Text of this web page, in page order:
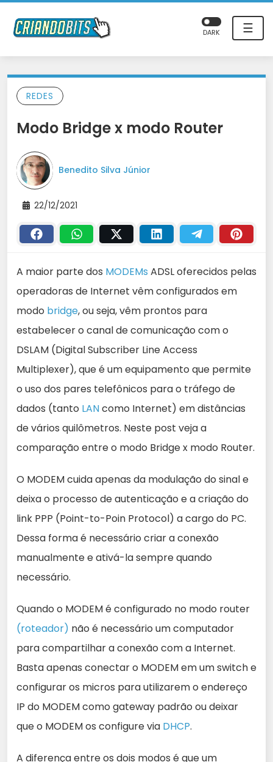
☰
DARK
REDES
Modo Bridge x modo Router
Benedito Silva Júnior
22/12/2021
A maior parte dos MODEMs ADSL oferecidos pelas
operadoras de Internet vêm configurados em
modo bridge, ou seja, vêm prontos para
estabelecer o canal de comunicação com o
DSLAM (Digital Subscriber Line Access
Multiplexer), que é um equipamento que permite
o uso dos pares telefônicos para o tráfego de
dados (tanto LANcomo Internet) em distâncias
de vários quilômetros. Neste post veja a
comparação entre o modo Bridge x modo Router.
O MODEM cuida apenas da modulação do sinal e
deixa o processo de autenticação e a criação do
link PPP (Point-to-Poin Protocol) a cargo do PC.
Dessa forma é necessário criar a conexão
manualmente e ativá-la sempre quando
necessário.
Quando o MODEM é configurado no modo router
(roteador) não é necessário um computador
para compartilhar a conexão com a Internet.
Basta apenas conectar o MODEM em um switch e
configurar os micros para utilizarem o endereço
IP do MODEM como gateway padrão ou deixar
que o MODEM os configure via DHCP.
A diferença entre os dois modos é que um